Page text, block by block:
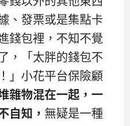
、發票或是集點卡
錢包裡，不知不覺
，「太胖的錢包不
」小花平台保險顧
雜物混在一起， 一
自知， 無疑是一種